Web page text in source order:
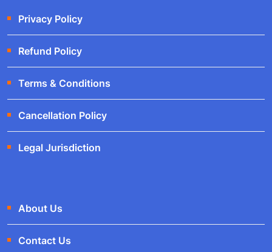
Privacy Policy
Refund Policy
Terms & Conditions
Cancellation Policy
Legal Jurisdiction
About Us
Contact Us